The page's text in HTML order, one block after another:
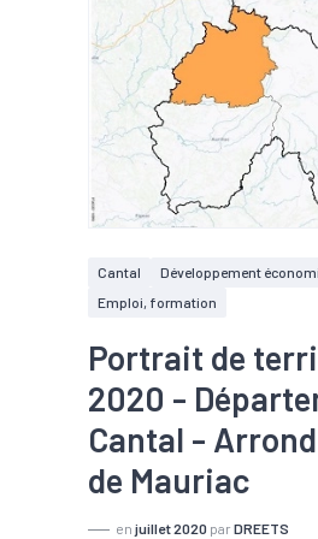
Cantal
Développement
Emploi, formation
Portrait de
2020 -
Cantal -
de Mauriac
en juillet 2020 par DREETS